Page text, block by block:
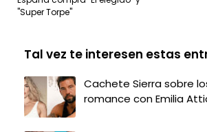
"Super Torpe"
Tal vez te interesen estas
Cachete Sierra sobre
romance con Emilia